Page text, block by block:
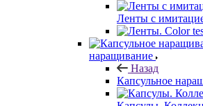
Ленты с
наращивание
Назад
Капсульное